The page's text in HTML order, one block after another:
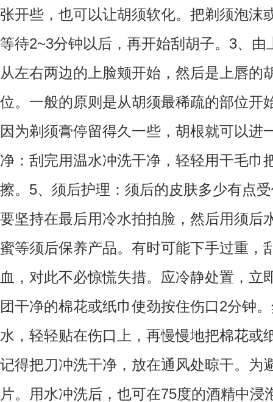
张开些，也可以让胡须软化。把剃须泡沫
等待2~3分钟以后，再开始刮胡子。3、
从左右两边的上脸颊开始，然后是上唇的
位。一般的原则是从胡须最稀疏的部位开
因为剃须膏停留得久一些，胡根就可以进
净：刮完用温水冲洗干净，轻轻用干毛巾
擦。5、须后护理：须后的皮肤多少有点
要坚持在最后用冷水拍拍脸，然后用须后
蜜等须后保养产品。有时可能下手过重，
血，对此不必惊慌失措。应冷静处置，立
团干净的棉花或纸巾使劲按住伤口2分钟
水，轻轻贴在伤口上，再慢慢地把棉花或
记得把刀冲洗干净，放在通风处晾干。为
片。用水冲洗后，也可在75度的酒精中浸